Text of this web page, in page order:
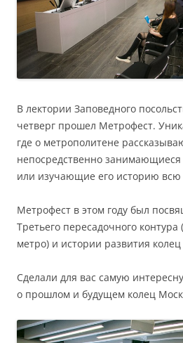
В лектории Заповедного
четверг прошел Метрофест.
где о метрополитене
непосредственно занимающиеся
или изучающие его историю
Метрофест в этом году был
Третьего пересадочного контура
метро) и истории развития
Сделали для вас самую
о прошлом и будущем колец